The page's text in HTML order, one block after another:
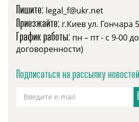
Пишите: legal_f@ukr.net
Приезжайте: г.Киев ул. Гончара
График работы: пн – пт - с 9-00
договоренности)
Подписаться на рассылку новостей